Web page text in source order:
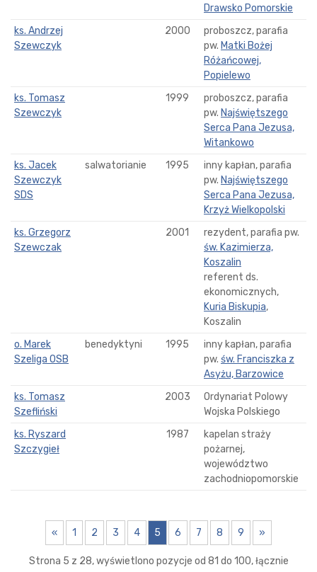
Drawsko Pomorskie
ks. Andrzej
Szewczyk
2000
proboszcz, parafia
pw. Matki Bożej
Różańcowej,
Popielewo
ks. Tomasz
Szewczyk
1999
proboszcz, parafia
pw. Najświętszego
Serca Pana Jezusa,
Witankowo
ks. Jacek
Szewczyk
SDS
salwatorianie 1995
inny kapłan, parafia
pw. Najświętszego
Serca Pana Jezusa,
Krzyż Wielkopolski
ks. Grzegorz
Szewczak
2001
rezydent, parafia pw.
św. Kazimierza,
Koszalin
referent ds.
ekonomicznych,
Kuria Biskupia,
Koszalin
o. Marek
Szeliga OSB
benedyktyni 1995
inny kapłan, parafia
pw. św. Franciszka z
Asyżu, Barzowice
ks. Tomasz
Szefliński
2003
Ordynariat Polowy
Wojska Polskiego
ks. Ryszard
Szczygieł
1987
kapelan straży
pożarnej,
województwo
zachodniopomorskie
« 1 2 3 4 5 6 7 8 9 »
Strona 5 z 28, wyświetlono pozycje od 81 do 100, łącznie